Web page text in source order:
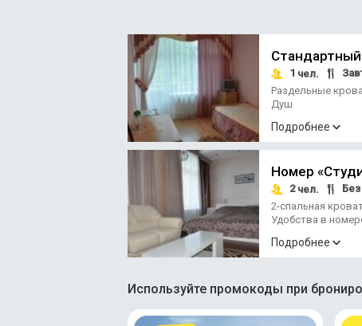
1 чел.
Раздельные
Душ
Подробнее
Номер
2чел.
2-спальная
Удобства в
Подробнее
Используйте промокоды при